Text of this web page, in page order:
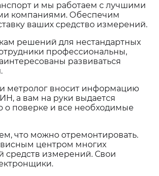
и мы работаем с лучшими
компаниями. Обеспечим
ваших средство измерений.
решений для нестандартных
профессиональны,
развиваться
метролог вносит информацию
а вам на руки выдается
о поверке и все необходимые
что можно отремонтировать.
центром многих
средств измерений. Свои